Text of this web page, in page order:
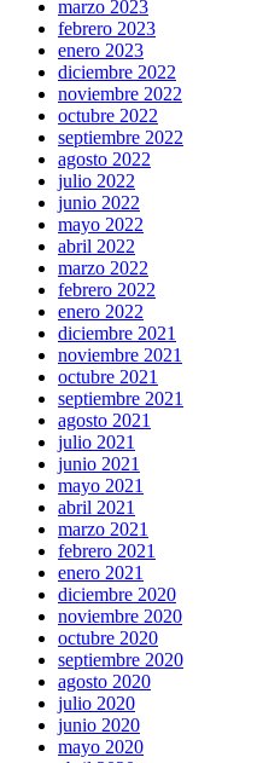
marzo 2023
febrero 2023
enero 2023
diciembre 2022
noviembre 2022
octubre 2022
septiembre 2022
agosto 2022
julio 2022
junio 2022
mayo 2022
abril 2022
marzo 2022
febrero 2022
enero 2022
diciembre 2021
noviembre 2021
octubre 2021
septiembre 2021
agosto 2021
julio 2021
junio 2021
mayo 2021
abril 2021
marzo 2021
febrero 2021
enero 2021
diciembre 2020
noviembre 2020
octubre 2020
septiembre 2020
agosto 2020
julio 2020
junio 2020
mayo 2020